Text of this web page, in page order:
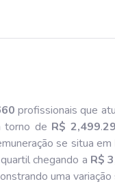
profissionais que
torno de R$ 2,499.29
se situa em
chegando a R$
uma